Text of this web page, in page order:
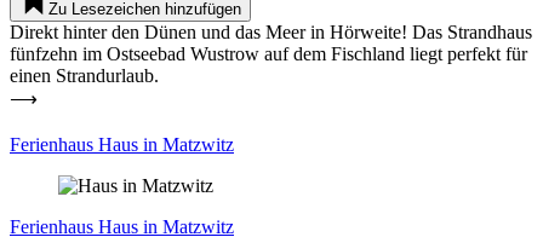
Zu Lesezeichen hinzufügen
Direkt hinter den Dünen und das Meer in Hör­weite! Das Strandhaus
fünfzehn im Ost­seebad Wustrow auf dem Fischland liegt perfekt für
einen Strand­urlaub.
⟶
Feri­enhaus Haus in Matzwitz
Feri­enhaus Haus in Matzwitz